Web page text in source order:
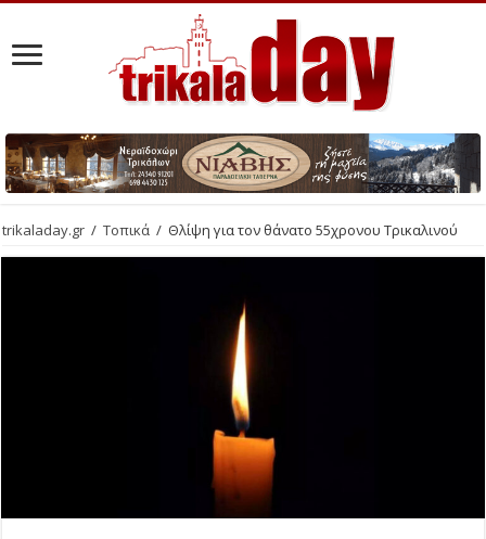
trikaladay.gr / Τοπικά / Θλίψη για τον θάνατο 55χρονου Τρικαλινού